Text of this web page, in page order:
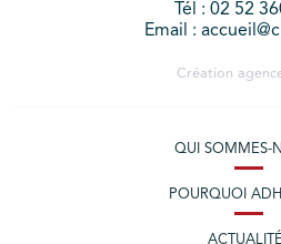
Tél : 02 52
Email :
Création
QUI SOMMES-
POURQUOI